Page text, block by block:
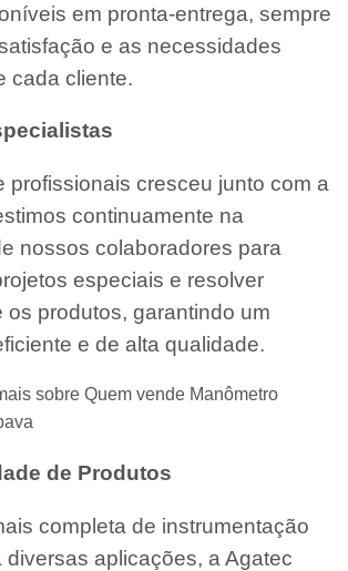
em pronta-entrega, sempre
e as necessidades
cada cliente.
profissionais cresceu junto com a
continuamente na
nossos colaboradores para
especiais e resolver
os produtos, garantindo um
e de alta qualidade.
sobre Quem vende Manômetro
de Produtos
completa de instrumentação
diversas aplicações, a Agatec